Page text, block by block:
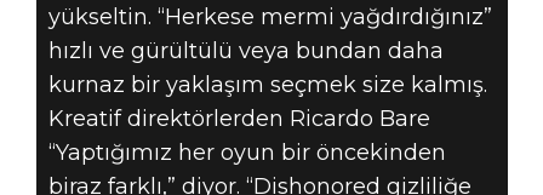
yükseltin. “Herkese mermi yağdırdığınız”
hızlı ve gürültülü veya bundan daha
kurnaz bir yaklaşım seçmek size kalmış.
Kreatif direktörlerden Ricardo Bare
“Yaptığımız her oyun bir öncekinden
biraz farklı,” diyor. “Dishonored gizliliğe